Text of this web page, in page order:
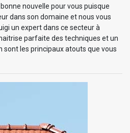
nouvelle pour vous puisque
dans son domaine et nous vous
un expert dans ce secteur à
parfaite des techniques et un
les principaux atouts que vous